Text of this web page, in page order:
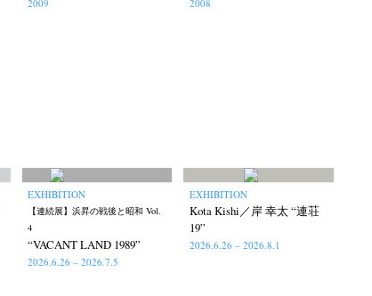
2009 2008
EXHIBITION
【連続展】浜昇の戦後と昭和 Vol.
4
“VACANT LAND 1989”
2026.6.26 – 2026.7.5
EXHIBITION
Kota Kishi／岸 幸太 “連荘
19”
2026.6.26 – 2026.8.1